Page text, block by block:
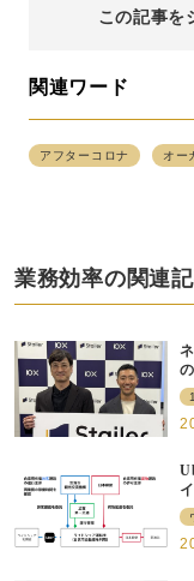
この記事を
関連ワード
アフターコロナ オー
業務効率の関連